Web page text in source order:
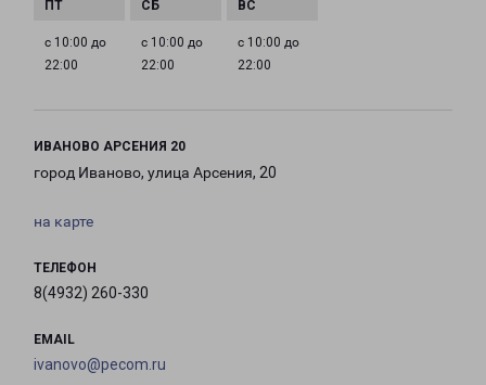
с 10:00 до
22:00
с 10:00 до
22:00
с 10:00 до
22:00
ИВАНОВО АРСЕНИЯ 20
город Иваново, улица Арсения, 20
на карте
ТЕЛЕФОН
8(4932) 260-330
EMAIL
ivanovo@pecom.ru